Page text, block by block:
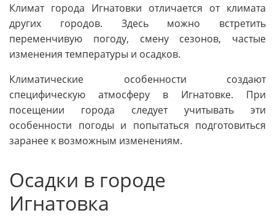
Климат города Игнатовки отличается от климата
других городов. Здесь можно встретить
переменчивую погоду, смену сезонов, частые
изменения температуры и осадков.
Климатические особенности создают
специфическую атмосферу в Игнатовке. При
посещении города следует учитывать эти
особенности погоды и попытаться подготовиться
заранее к возможным изменениям.
Осадки в городе
Игнатовка